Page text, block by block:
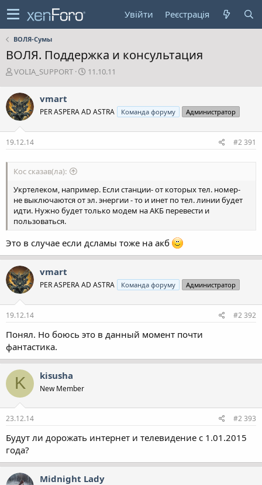
Увійти Реєстрація
ВОЛЯ-Сумы
ВОЛЯ. Поддержка и консультация
А
т
о
р
т
е
м
VOLIA_SUPPORT
Д
с
в
н
я
11.10.11
vmart
PER ASPERA AD ASTRA Команда форуму Администратор
19.12.14 #2 391
Кос сказав(ла):
Укртелеком, например. Если станции- от которых тел. номер-
не выключаются от эл. энергии - то и инет по тел. линии будет
идти. Нужно будет только модем на АКБ перевести и
пользоваться.
Это в случае если дсламы тоже на акб
vmart
PER ASPERA AD ASTRA Команда форуму Администратор
19.12.14 #2 392
Понял. Но боюсь это в данный момент почти
фантастика.
K kisusha
New Member
23.12.14 #2 393
Будут ли дорожать интернет и телевидение с 1.01.2015
года?
Midnight Lady